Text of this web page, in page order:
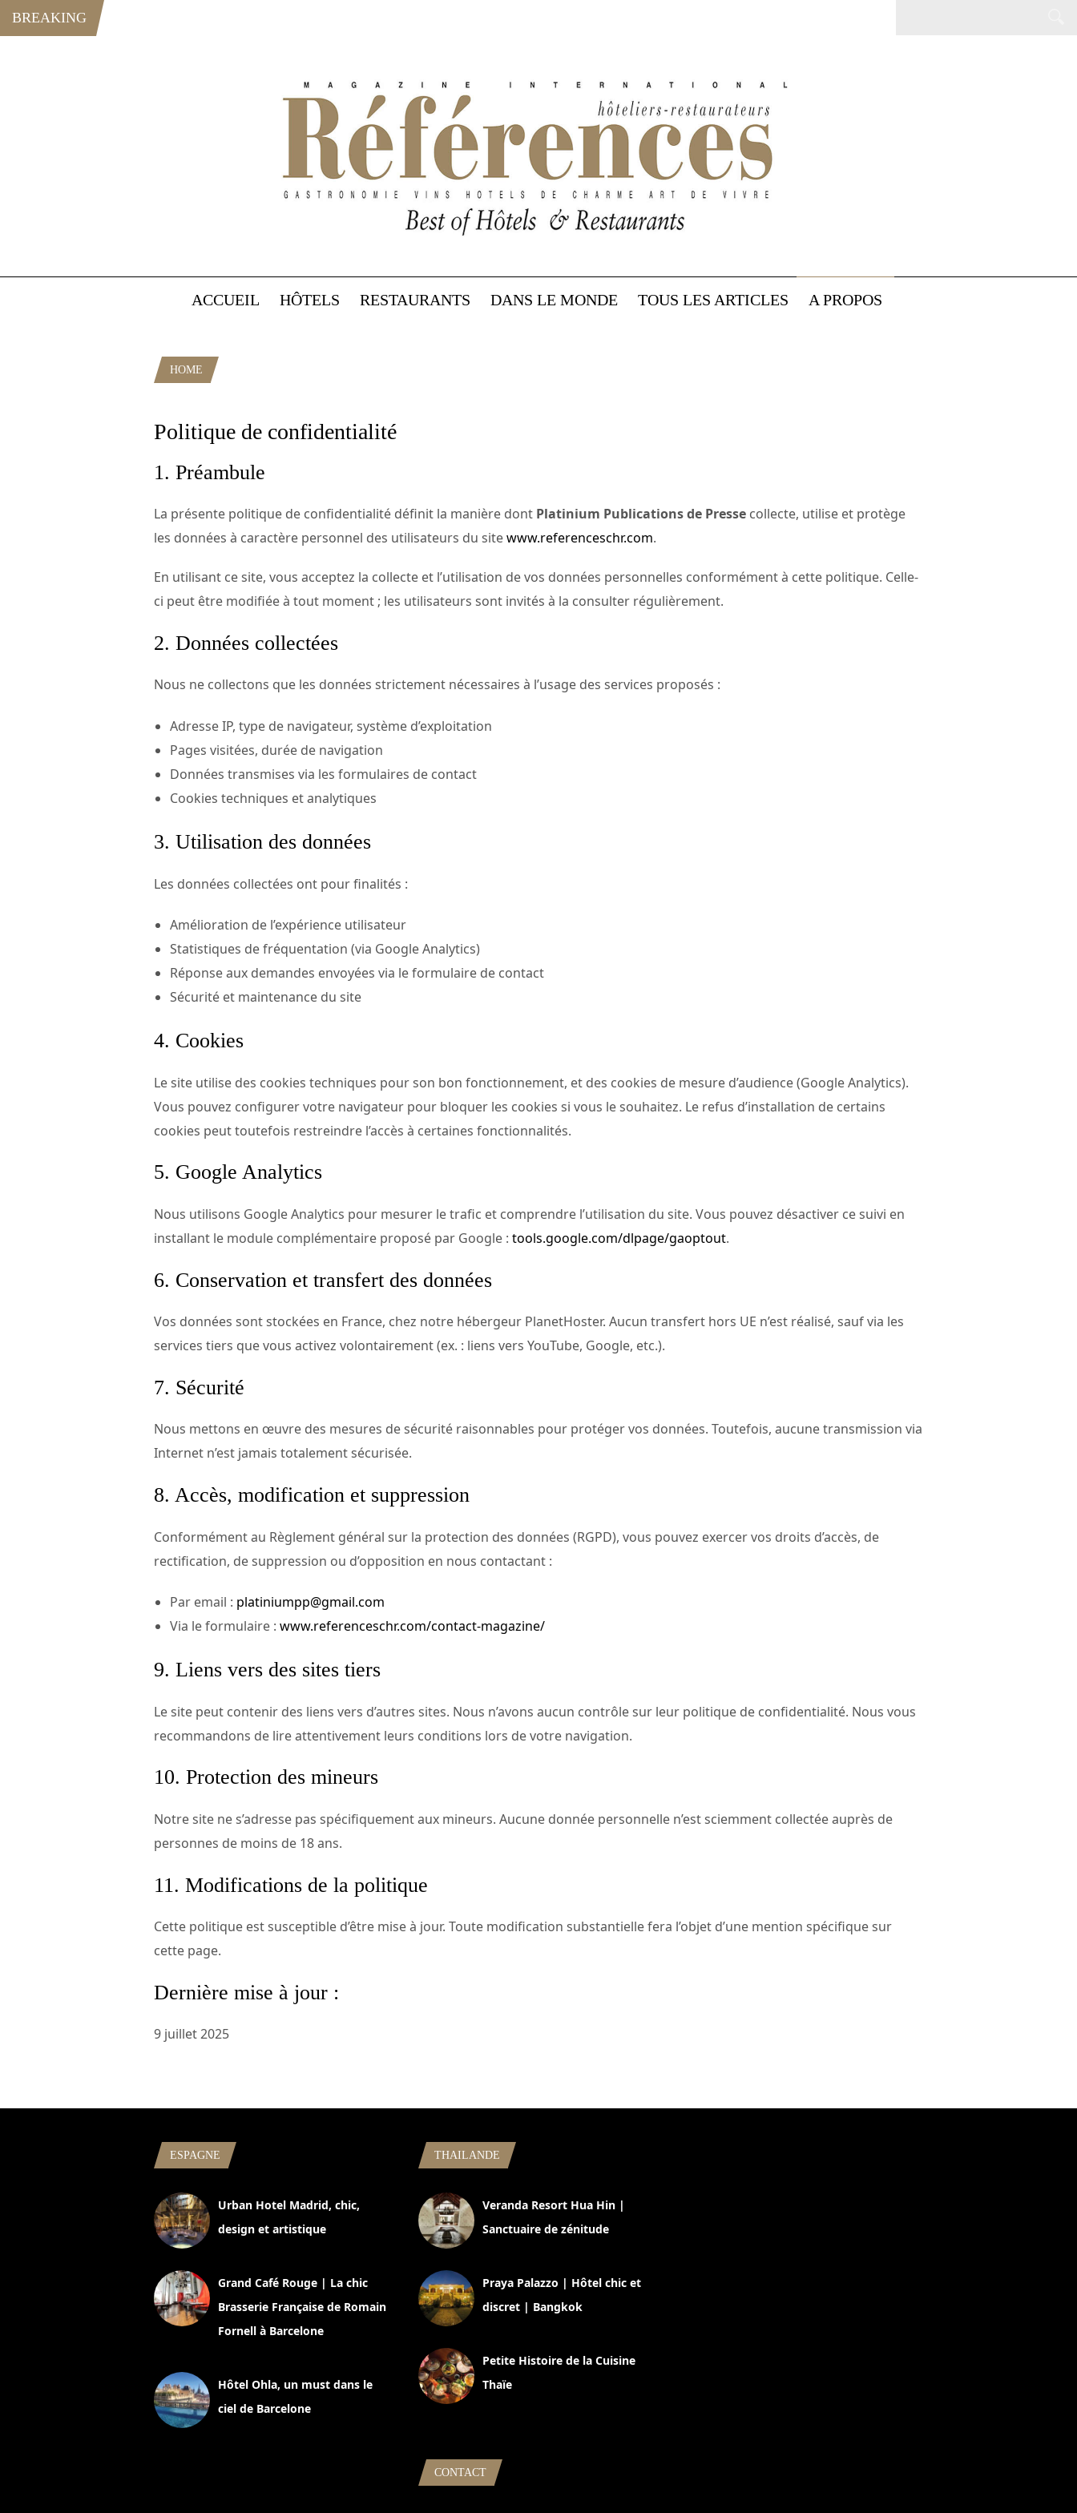
BREAKING
ACCUEIL HÔTELS RESTAURANTS DANS LE MONDE TOUS LES ARTICLES A PROPOS
HOME
Politique de confidentialité
1. Préambule
La présente politique de confidentialité définit la manière dont Platinium Publications de Presse collecte, utilise et protège
les données à caractère personnel des utilisateurs du sitewww.referenceschr.com.
En utilisant ce site, vous acceptez la collecte et l’utilisation de vos données personnelles conformément à cette politique. Celle-
ci peut être modifiée à tout moment ; les utilisateurs sont invités à la consulter régulièrement.
2. Données collectées
Nous ne collectons que les données strictement nécessaires à l’usage des services proposés :
Adresse IP, type de navigateur, système d’exploitation
Pages visitées, durée de navigation
Données transmises via les formulaires de contact
Cookies techniques et analytiques
3. Utilisation des données
Les données collectées ont pour finalités :
Amélioration de l’expérience utilisateur
Statistiques de fréquentation (via Google Analytics)
Réponse aux demandes envoyées via le formulaire de contact
Sécurité et maintenance du site
4. Cookies
Le site utilise des cookies techniques pour son bon fonctionnement, et des cookies de mesure d’audience (Google Analytics).
Vous pouvez configurer votre navigateur pour bloquer les cookies si vous le souhaitez. Le refus d’installation de certains
cookies peut toutefois restreindre l’accès à certaines fonctionnalités.
5. Google Analytics
Nous utilisons Google Analytics pour mesurer le trafic et comprendre l’utilisation du site. Vous pouvez désactiver ce suivi en
installant le module complémentaire proposé par Google : tools.google.com/dlpage/gaoptout.
6. Conservation et transfert des données
Vos données sont stockées en France, chez notre hébergeur PlanetHoster. Aucun transfert hors UE n’est réalisé, sauf via les
services tiers que vous activez volontairement (ex. : liens vers YouTube, Google, etc.).
7. Sécurité
Nous mettons en œuvre des mesures de sécurité raisonnables pour protéger vos données. Toutefois, aucune transmission via
Internet n’est jamais totalement sécurisée.
8. Accès, modification et suppression
Conformément au Règlement général sur la protection des données (RGPD), vous pouvez exercer vos droits d’accès, de
rectification, de suppression ou d’opposition en nous contactant :
Par email : platiniumpp@gmail.com
Via le formulaire : www.referenceschr.com/contact-magazine/
9. Liens vers des sites tiers
Le site peut contenir des liens vers d’autres sites. Nous n’avons aucun contrôle sur leur politique de confidentialité. Nous vous
recommandons de lire attentivement leurs conditions lors de votre navigation.
10. Protection des mineurs
Notre site ne s’adresse pas spécifiquement aux mineurs. Aucune donnée personnelle n’est sciemment collectée auprès de
personnes de moins de 18 ans.
11. Modifications de la politique
Cette politique est susceptible d’être mise à jour. Toute modification substantielle fera l’objet d’une mention spécifique sur
cette page.
Dernière mise à jour :
9 juillet 2025
ESPAGNE
Urban Hotel Madrid, chic,
design et artistique
Grand Café Rouge | La chic
Brasserie Française de Romain
Fornell à Barcelone
Hôtel Ohla, un must dans le
ciel de Barcelone
THAILANDE
Veranda Resort Hua Hin |
Sanctuaire de zénitude
Praya Palazzo | Hôtel chic et
discret | Bangkok
Petite Histoire de la Cuisine
Thaïe
CONTACT